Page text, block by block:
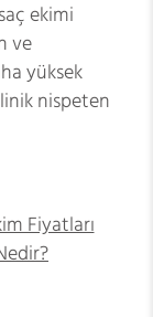
ekimi
ve
yüksek
nispeten
Fiyatları